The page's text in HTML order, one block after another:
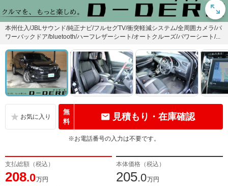
本州仕入/JBLサウンド/純正ナビ/フルセグTV/衝突軽減システム/全周囲カメラ/パ
ワーバックドア/bluetooth/ハーフレザーシート/オートクルーズ/パワーシート/...
無
料
見積もり・在庫確認
※お電話番号の入力は不要です。
支払総額（税込）
208.0万円
本体価格（税込）
205.0万円